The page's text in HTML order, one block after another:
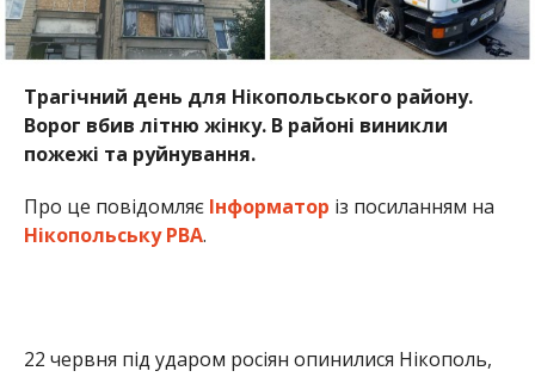
Трагічний день для Нікопольського району.
Ворог вбив літню жінку. В районі виникли
пожежі та руйнування.
Про це повідомляє Інформатор із посиланням на
Нікопольську РВА.
22 червня під ударом росіян опинилися Нікополь,